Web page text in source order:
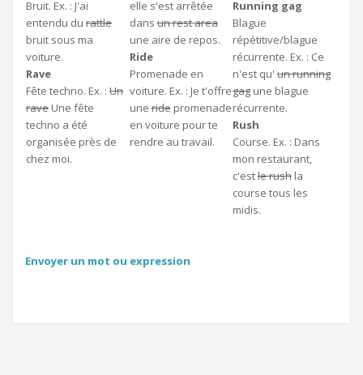
Bruit. Ex. : J'ai
entendu durattle
bruit sous ma
voiture.
Rave
Fête techno. Ex. :Un
raveUne fête
techno a été
organisée près de
chez moi.
elle s'est arrêtée
dansun rest area
une aire de repos.
Ride
Promenade en
voiture. Ex. : Je t'offre
uneridepromenade
en voiture pour te
rendre au travail.
Running gag
Blague
répétitive/blague
récurrente. Ex. : Ce
n'est qu' un running
gagune blague
récurrente.
Rush
Course. Ex. : Dans
mon restaurant,
c'estle rushla
course tous les
midis.
Envoyer un mot ou expression